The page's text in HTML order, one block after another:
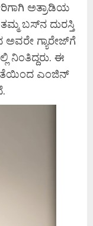
ಅತ್ರಾಡಿಯ
ಬಸ್​ನ ದುರಸ್ತಿ
ಗ್ಯಾರೇಜ್​ಗೆ
ನಿಂತಿದ್ದರು. ಈ
ಎಂಜಿನ್